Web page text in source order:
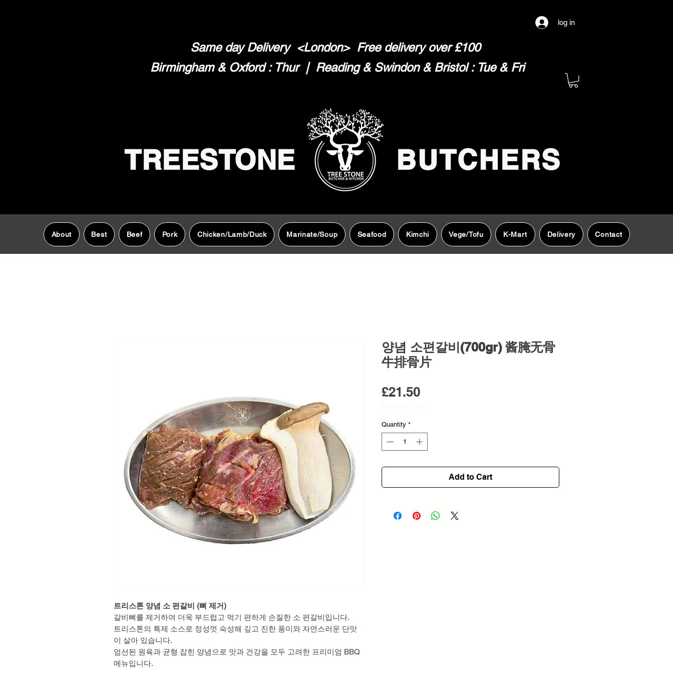
log in
Same day Delivery <London> Free delivery over £100
Birmingham & Oxford : Thur | Reading & Swindon & Bristol : Tue & Fri
TREESTONE BUTCHERS
About Best Beef Pork Chicken/Lamb/Duck Marinate/Soup Seafood Kimchi Vege/Tofu K-Mart Delivery Contact
트리스톤 양념 소 편갈비 (뼈 제거)
갈비뼈를 제거하여 더욱 부드럽고 먹기 편하게 손질한 소 편갈비입니다.
트리스톤의 특제 소스로 정성껏 숙성해 깊고 진한 풍미와 자연스러운 단맛
이 살아 있습니다.
엄선된 원육과 균형 잡힌 양념으로 맛과 건강을 모두 고려한 프리미엄 BBQ
메뉴입니다.
양념 소편갈비(700gr) 酱腌无骨
牛排骨片
£21.50Price
per
700
Grams
Quantity *
Add to Cart